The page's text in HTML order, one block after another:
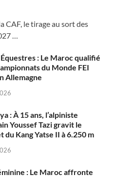
CAF, le tirage au sort des
…
: Le Maroc qualifié
du Monde FEI
Allemagne
: À 15 ans, l’alpiniste
Youssef Tazi gravit le
du Kang Yatse II à 6.250 m
: Le Maroc affronte